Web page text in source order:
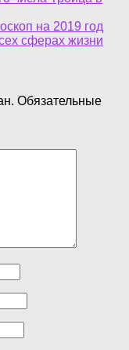
на 2019 год
сферах жизни
Обязательные